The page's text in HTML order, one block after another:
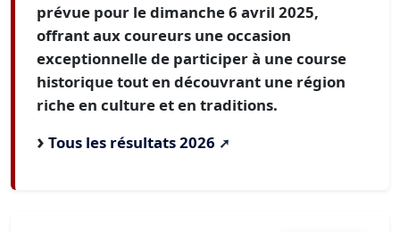
prévue pour le dimanche 6 avril 2025,
offrant aux coureurs une occasion
exceptionnelle de participer à une course
historique tout en découvrant une région
riche en culture et en traditions.
Tous les résultats 2026